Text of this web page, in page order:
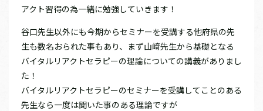
アクト習得の為一緒に勉強していきます！
谷口先生以外にも今期からセミナーを受講する他府県の先
生も数名おられた事もあり、まず山﨑先生から基礎となる
バイタルリアクトセラピーの理論についての講義がありまし
た！
バイタルリアクトセラピーのセミナーを受講してことのある
先生なら一度は聞いた事のある理論ですが